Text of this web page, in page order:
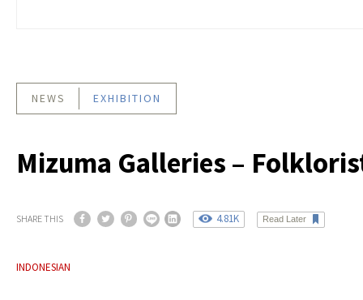
NEWS EXHIBITION
Mizuma Galleries –
SHARE THIS 4.81K Read Later
INDONESIAN